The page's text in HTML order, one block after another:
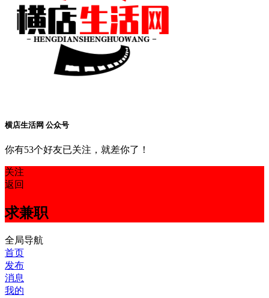
横店生活网 公众号
你有53个好友已关注，就差你了！
关注
返回
求兼职
全局导航
首页
发布
消息
我的